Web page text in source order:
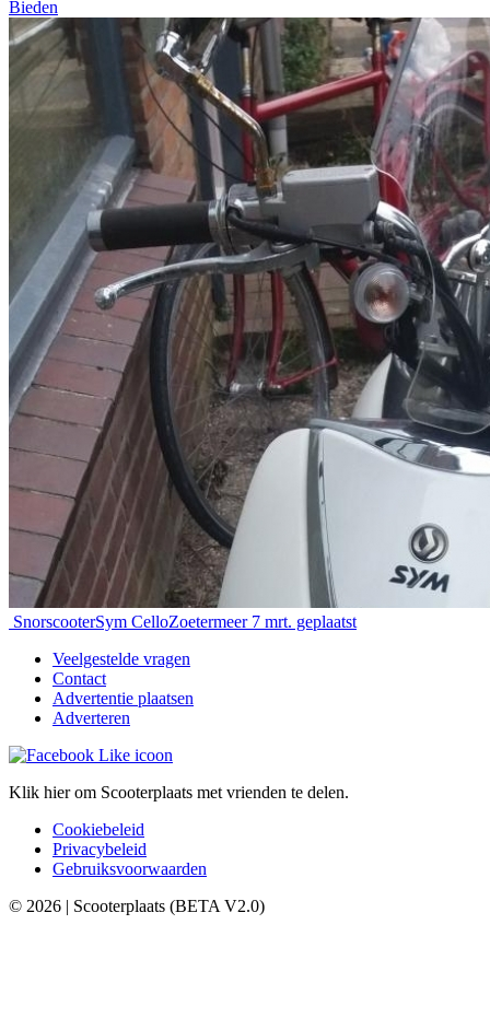
Bieden
SnorscooterSym CelloZoetermeer7 mrt. geplaatst
Veelgestelde vragen
Contact
Advertentie plaatsen
Adverteren
Klik hier om Scooterplaats met vrienden te delen.
Cookiebeleid
Privacybeleid
Gebruiksvoorwaarden
© 2026 | Scooterplaats (BETA V2.0)